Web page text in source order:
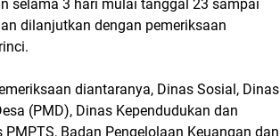
selama 3 hari mulai tanggal 23 sampai
dilanjutkan dengan pemeriksaan
diantaranya, Dinas Sosial, Dinas
(PMD), Dinas Kependudukan dan
Badan Pengelolaan Keuangan dan